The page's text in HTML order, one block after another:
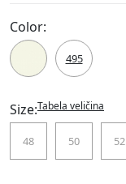
Size:Tabela veličina
48 50 52
Color:
495